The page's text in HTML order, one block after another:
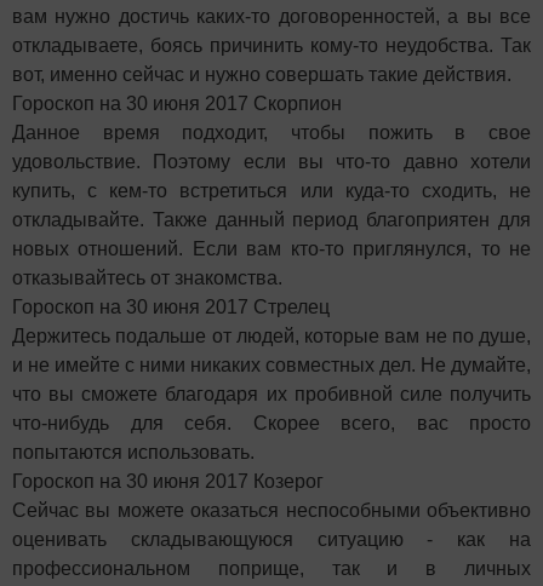
вам нужно достичь каких-то договоренностей, а вы все
откладываете, боясь причинить кому-то неудобства. Так
вот, именно сейчас и нужно совершать такие действия.
Гороскоп на 30 июня 2017 Скорпион
Данное время подходит, чтобы пожить в свое
удовольствие. Поэтому если вы что-то давно хотели
купить, с кем-то встретиться или куда-то сходить, не
откладывайте. Также данный период благоприятен для
новых отношений. Если вам кто-то приглянулся, то не
отказывайтесь от знакомства.
Гороскоп на 30 июня 2017 Стрелец
Держитесь подальше от людей, которые вам не по душе,
и не имейте с ними никаких совместных дел. Не думайте,
что вы сможете благодаря их пробивной силе получить
что-нибудь для себя. Скорее всего, вас просто
попытаются использовать.
Гороскоп на 30 июня 2017 Козерог
Сейчас вы можете оказаться неспособными объективно
оценивать складывающуюся ситуацию - как на
профессиональном поприще, так и в личных